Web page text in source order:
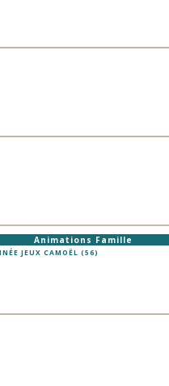
Animations Famille
JEUX CAMOËL (56)